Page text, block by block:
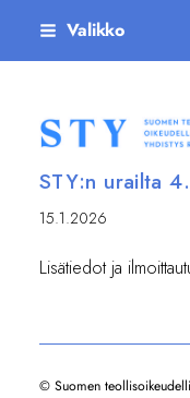
Siirry
Valikko
STY:n urailta
15.1.2026
Lisätiedot ja
© Suomen